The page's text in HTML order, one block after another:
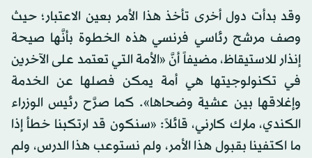
وقد بدأت دول أخرى تأخذ هذا الأمر بعين الاعتبار؛ حيث
وصف مرشح رئاسي فرنسي هذه الخطوة بأنَّها صيحة
إنذار للاستيقاظ، مضيفاً أنَّ «الأمة التي تعتمد على الآخرين
في تكنولوجيتها هي أمة يمكن فصلها عن الخدمة
وإغلاقها بين عشية وضحاها». كما صرَّح رئيس الوزراء
الكندي، مارك كارني، قائلاً: «سنكون قد ارتكبنا خطأ إذا
ما اكتفينا بقبول هذا الأمر، ولم نستوعب هذا الدرس، ولم